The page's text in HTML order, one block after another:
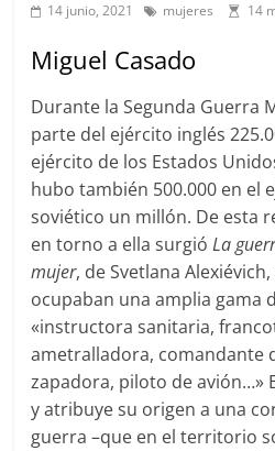
14 junio, 2021 mujeres 14
Miguel Casado
Durante la Segunda Guerra
parte del ejército inglés
ejército de los Estados
hubo también 500.000 en el
soviético un millón. De esta
en torno a ella surgióLa
mujer, de Svetlana
ocupaban una amplia gama
«instructora sanitaria,
ametralladora, comandante
zapadora, piloto de avión…»
y atribuye su origen a una
guerra –que en el territorio